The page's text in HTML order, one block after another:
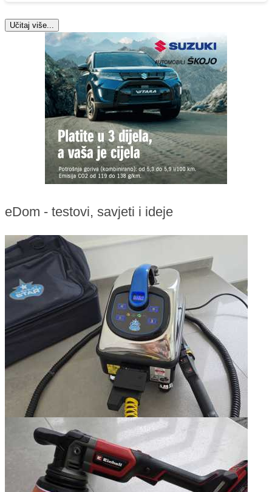
Učitaj više...
eDom - testovi, savjeti i ideje